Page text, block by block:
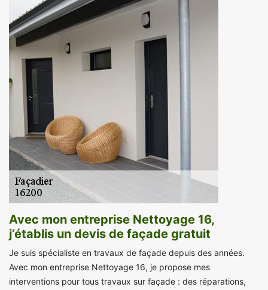
Avec mon entreprise Nettoyage 16,
j’établis un devis de façade gratuit
Je suis spécialiste en travaux de façade depuis des années.
Avec mon entreprise Nettoyage 16, je propose mes
interventions pour tous travaux sur façade : des réparations,